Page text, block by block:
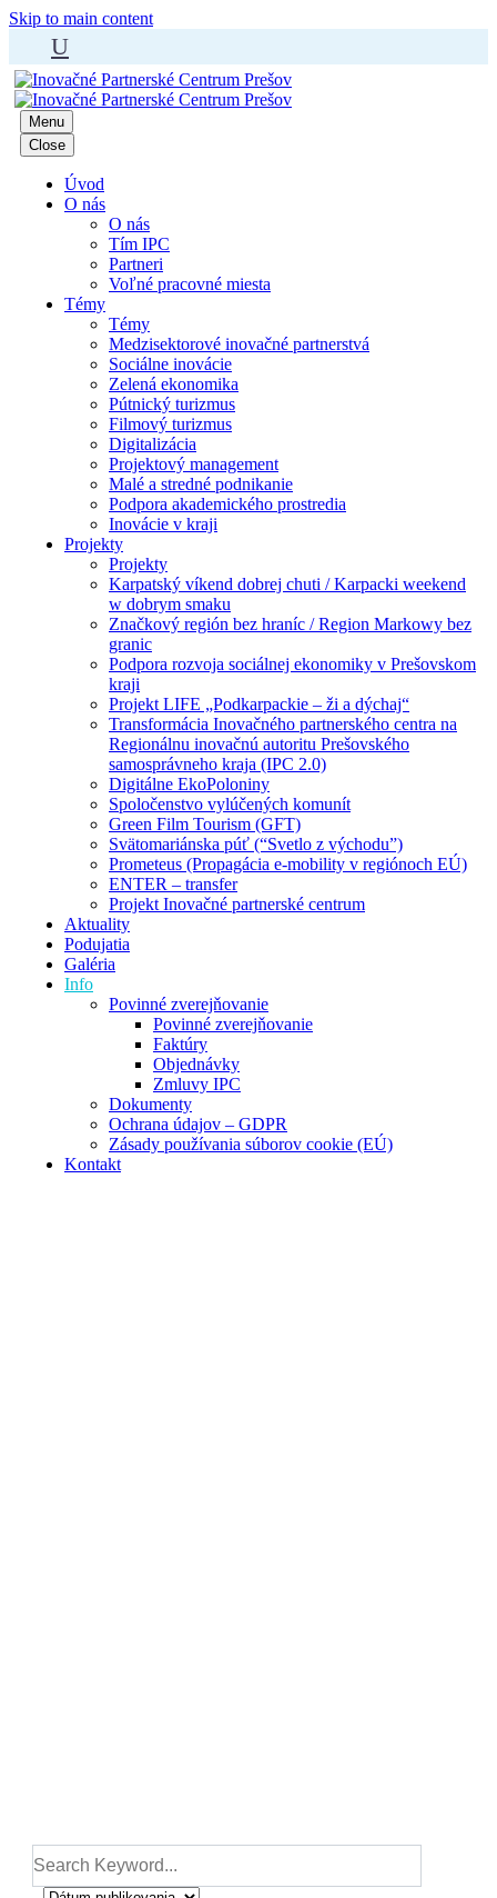
Skip to main content
U
Menu
Close
Úvod
O nás
O nás
Tím IPC
Partneri
Voľné pracovné miesta
Témy
Témy
Medzisektorové inovačné partnerstvá
Sociálne inovácie
Zelená ekonomika
Pútnický turizmus
Filmový turizmus
Digitalizácia
Projektový management
Malé a stredné podnikanie
Podpora akademického prostredia
Inovácie v kraji
Projekty
Projekty
Karpatský víkend dobrej chuti / Karpacki weekend
w dobrym smaku
Značkový región bez hraníc / Region Markowy bez
granic
Podpora rozvoja sociálnej ekonomiky v Prešovskom
kraji
Projekt LIFE „Podkarpackie – ži a dýchaj“
Transformácia Inovačného partnerského centra na
Regionálnu inovačnú autoritu Prešovského
samosprávneho kraja (IPC 2.0)
Digitálne EkoPoloniny
Spoločenstvo vylúčených komunít
Green Film Tourism (GFT)
Svätomariánska púť (“Svetlo z východu”)
Prometeus (Propagácia e-mobility v regiónoch EÚ)
ENTER – transfer
Projekt Inovačné partnerské centrum
Aktuality
Podujatia
Galéria
Info
Povinné zverejňovanie
Povinné zverejňovanie
Faktúry
Objednávky
Zmluvy IPC
Dokumenty
Ochrana údajov – GDPR
Zásady používania súborov cookie (EÚ)
Kontakt